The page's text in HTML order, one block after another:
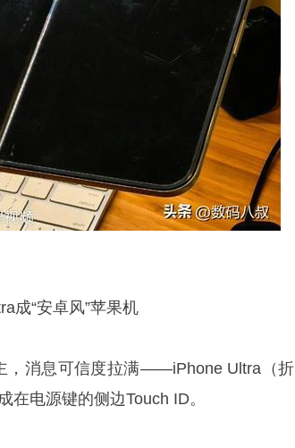
成“安卓风”苹果机
，消息可信度拉满——iPhone Ultra（折
电源键的侧边Touch ID。